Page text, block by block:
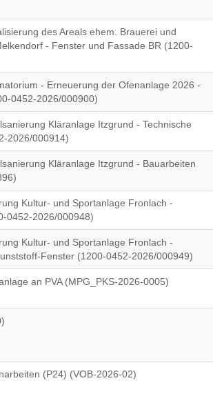
des Areals ehem. Brauerei und
- Fenster und Fassade BR (1200-
- Erneuerung der Ofenanlage 2026 -
0452-2026/000900)
Kläranlage Itzgrund - Technische
2026/000914)
Kläranlage Itzgrund - Bauarbeiten
Kultur- und Sportanlage Fronlach -
0452-2026/000948)
Kultur- und Sportanlage Fronlach -
Fenster (1200-0452-2026/000949)
an PVA (MPG_PKS-2026-0005)
(P24) (VOB-2026-02)